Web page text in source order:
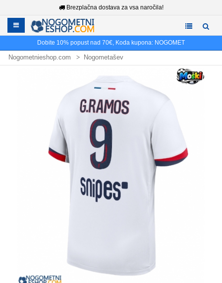
Brezplačna dostava za vsa naročila!
Dobite 10% popust nad 70€, Koda kupona: NOGOMET
Nogometnieshop.com
Nogometašev